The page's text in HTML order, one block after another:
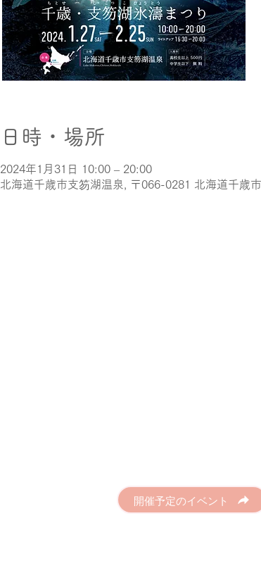
日時・場所
2024年1月31日 10:00 – 20:00
北海道千歳市支笏湖温泉, 〒066-0281 北海道千歳
開催予定のイベント